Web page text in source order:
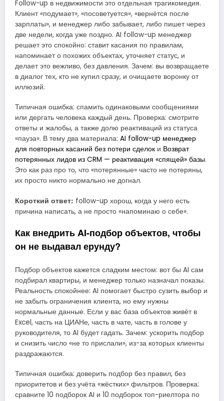
Follow-up в недвижимости это отдельная трагикомедия.
Клиент «подумает», «посоветуется», «вернётся после
зарплаты», и менеджер либо забывает, либо пишет через
две недели, когда уже поздно. AI follow-up менеджер
решает это спокойно: ставит касания по правилам,
напоминает о похожих объектах, уточняет статус, и
делает это вежливо, без давления. Зачем: вы возвращаете
в диалог тех, кто не купил сразу, и очищаете воронку от
иллюзий.
Типичная ошибка: спамить одинаковыми сообщениями
или дергать человека каждый день. Проверка: смотрите
ответы и жалобы, а также долю реактиваций из статуса
«пауза». В тему два материала: AI follow-up менеджер
для повторных касаний без потери сделок и Возврат
потерянных лидов из CRM — реактивация «спящей» базы.
Это как раз про то, что «потерянные» часто не потеряны,
их просто никто нормально не догнал.
Короткий ответ: follow-up хорош, когда у него есть
причина написать, а не просто «напоминаю о себе».
Как внедрить AI-подбор объектов, чтобы
он не выдавал ерунду?
Подбор объектов кажется сладким местом: вот бы AI сам
подбирал квартиры, и менеджер только назначал показы.
Реальность спокойнее: AI помогает быстро сузить выбор и
не забыть ограничения клиента, но ему нужны
нормальные данные. Если у вас база объектов живёт в
Excel, часть на ЦИАНе, часть в чате, часть в голове у
руководителя, то AI будет гадать. Зачем: ускорить подбор
и снизить число «не то прислали», из-за которых клиенты
раздражаются.
Типичная ошибка: доверить подбор без правил, без
приоритетов и без учёта «жёстких» фильтров. Проверка:
сравните 10 подборок AI и 10 подборок топ-риелтора по